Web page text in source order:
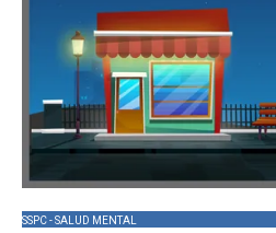
SSPC - SALUD MENTAL